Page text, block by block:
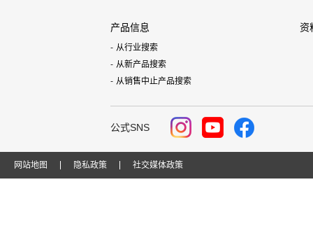
产品信息
从行业搜索
从新产品搜索
从销售中止产品搜索
资
公式SNS
网站地图 隐私政策 社交媒体政策